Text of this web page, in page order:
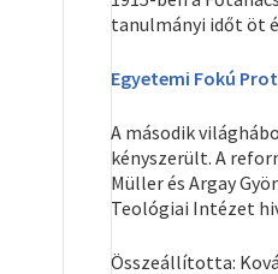
tanulmányi időt öt
Egyetemi Fokú
A második
kényszerült. A
Müller és Argay
Teológiai Intézet
Összeállította: